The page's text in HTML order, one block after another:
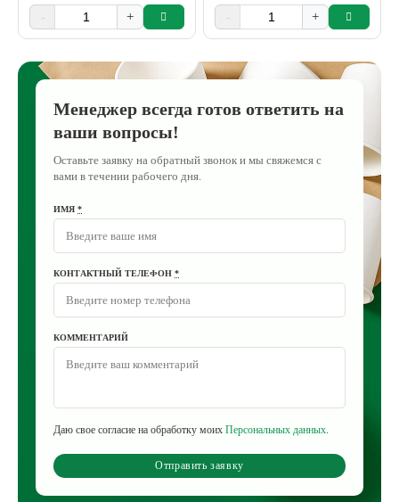
- + - +
Менеджер всегда готов ответить на
ваши вопросы!
Оставьте заявку на обратный звонок и мы свяжемся с
вами в течении рабочего дня.
ИМЯ *
КОНТАКТНЫЙ ТЕЛЕФОН *
КОММЕНТАРИЙ
Даю свое согласие на обработку моих Персональных данных.
Отправить заявку